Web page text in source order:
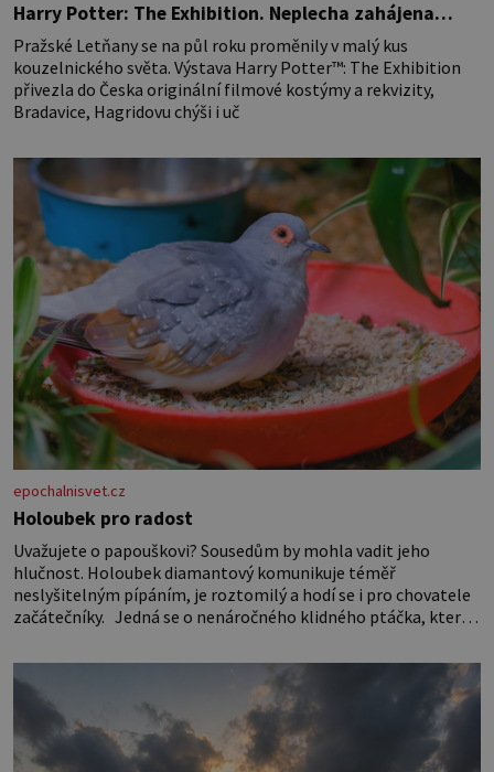
Harry Potter: The Exhibition. Neplecha zahájena…
Pražské Letňany se na půl roku proměnily v malý kus
kouzelnického světa. Výstava Harry Potter™: The Exhibition
přivezla do Česka originální filmové kostýmy a rekvizity,
Bradavice, Hagridovu chýši i uč
epochalnisvet.cz
Holoubek pro radost
Uvažujete o papouškovi? Sousedům by mohla vadit jeho
hlučnost. Holoubek diamantový komunikuje téměř
neslyšitelným pípáním, je roztomilý a hodí se i pro chovatele
začátečníky. Jedná se o nenáročného klidného ptáčka, který
zbytky semínek Jeho domovinou je prakticky celá Austrálie s
výjimkou pobřežní oblasti.